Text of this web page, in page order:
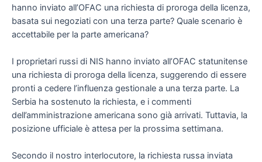
hanno inviato all’OFAC una richiesta di proroga della licenza,
basata sui negoziati con una terza parte? Quale scenario è
accettabile per la parte americana?
I proprietari russi di NIS hanno inviato all’OFAC statunitense
una richiesta di proroga della licenza, suggerendo di essere
pronti a cedere l’influenza gestionale a una terza parte. La
Serbia ha sostenuto la richiesta, e i commenti
dell’amministrazione americana sono già arrivati. Tuttavia, la
posizione ufficiale è attesa per la prossima settimana.
Secondo il nostro interlocutore, la richiesta russa inviata